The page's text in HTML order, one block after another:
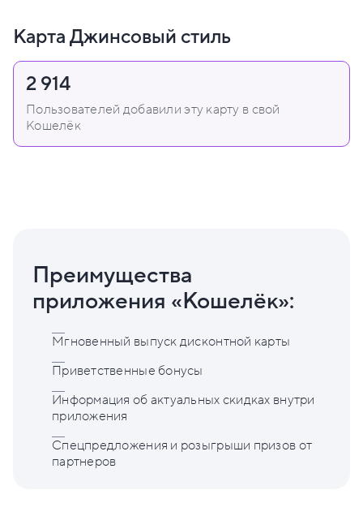
Карта Джинсовый стиль
2 914
Пользователей добавили эту карту в свой
Кошелёк
Преимущества
приложения «Кошелёк»:
Мгновенный выпуск дисконтной карты
Приветственные бонусы
Информация об актуальных скидках внутри
приложения
Спецпредложения и розыгрыши призов от
партнеров